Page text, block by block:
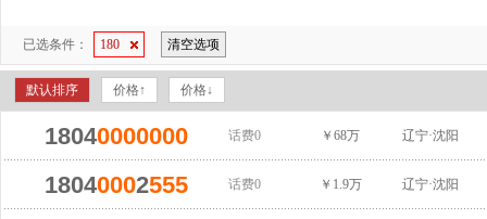
已选条件： 180 清空选项
默认排序 价格↑ 价格↓
18040000000 话费0 ￥68万 辽宁·沈阳
18040002555 话费0 ￥1.9万 辽宁·沈阳